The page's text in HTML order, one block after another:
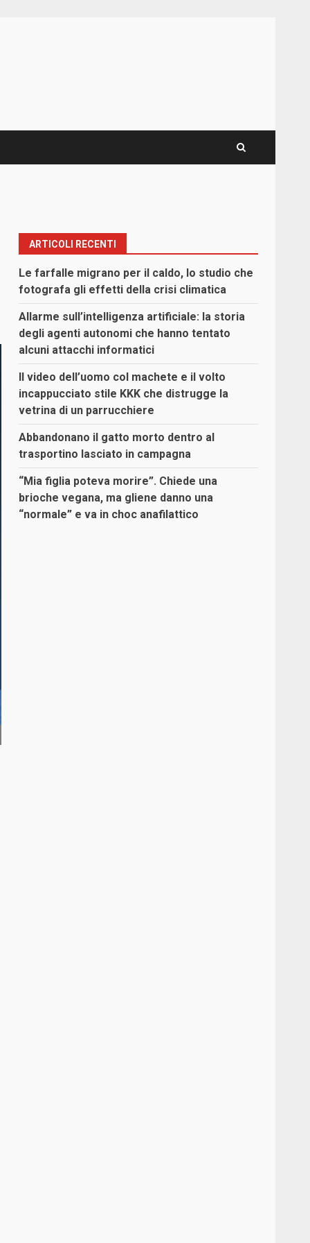
ARTICOLI RECENTI
Le farfalle migrano per il caldo, lo studio che
fotografa gli effetti della crisi climatica
Allarme sull’intelligenza artificiale: la storia
degli agenti autonomi che hanno tentato
alcuni attacchi informatici
Il video dell’uomo col machete e il volto
incappucciato stile KKK che distrugge la
vetrina di un parrucchiere
Abbandonano il gatto morto dentro al
trasportino lasciato in campagna
“Mia figlia poteva morire”. Chiede una
brioche vegana, ma gliene danno una
“normale” e va in choc anafilattico